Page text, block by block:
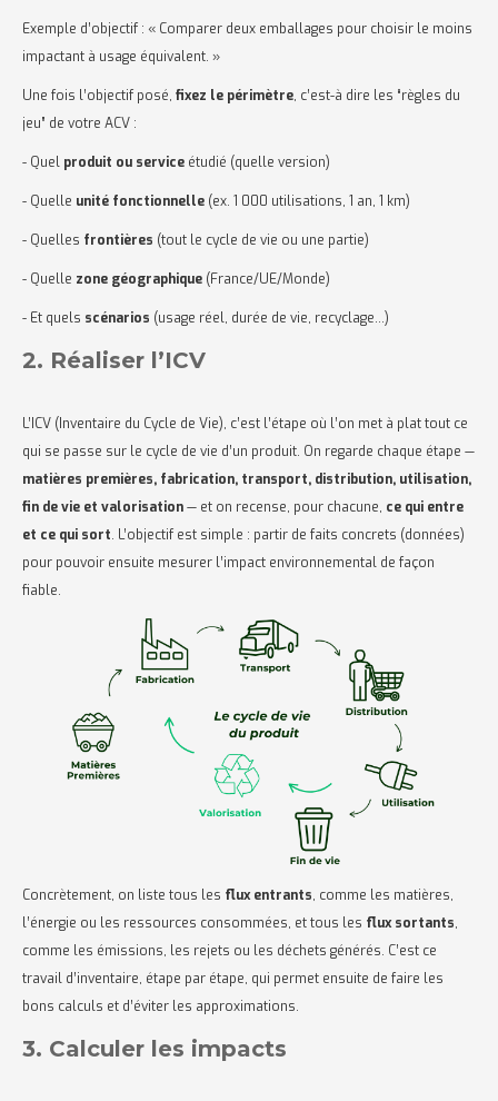
Exemple d’objectif : « Comparer deux emballages pour choisir le moins
impactant à usage équivalent. »
Une fois l’objectif posé, fixez le périmètre, c’est-à dire les “règles du
jeu” de votre ACV :
- Quel produit ou service étudié (quelle version)
- Quelle unité fonctionnelle (ex. 1 000 utilisations, 1 an, 1 km)
- Quelles frontières (tout le cycle de vie ou une partie)
- Quelle zone géographique (France/UE/Monde)
- Et quels scénarios (usage réel, durée de vie, recyclage…)
2. Réaliser l’ICV
L’ICV (Inventaire du Cycle de Vie), c’est l’étape où l’on met à plat tout ce
qui se passe sur le cycle de vie d’un produit. On regarde chaque étape —
matières premières, fabrication, transport, distribution, utilisation,
fin de vie et valorisation— et on recense, pour chacune, ce qui entre
et ce qui sort. L’objectif est simple : partir de faits concrets (données)
pour pouvoir ensuite mesurer l’impact environnemental de façon
fiable.
Concrètement, on liste tous les flux entrants, comme les matières,
l’énergie ou les ressources consommées, et tous les flux sortants,
comme les émissions, les rejets ou les déchets générés. C’est ce
travail d’inventaire, étape par étape, qui permet ensuite de faire les
bons calculs et d’éviter les approximations.
3. Calculer les impacts